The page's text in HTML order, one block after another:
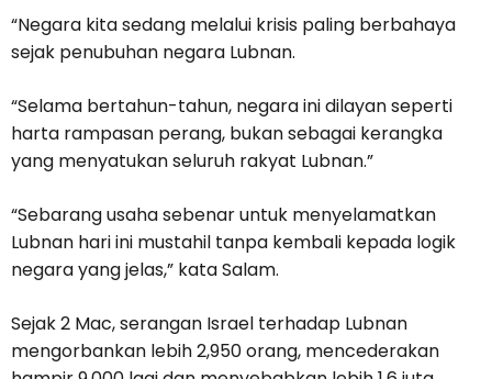
“Negara kita sedang melalui krisis paling berbahaya
sejak penubuhan negara Lubnan.
“Selama bertahun-tahun, negara ini dilayan seperti
harta rampasan perang, bukan sebagai kerangka
yang menyatukan seluruh rakyat Lubnan.”
“Sebarang usaha sebenar untuk menyelamatkan
Lubnan hari ini mustahil tanpa kembali kepada logik
negara yang jelas,” kata Salam.
Sejak 2 Mac, serangan Israel terhadap Lubnan
mengorbankan lebih 2,950 orang, mencederakan